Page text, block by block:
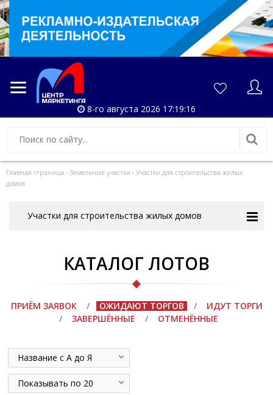
8-го августа 2026 17:19:16
Главная страница › Земельные участки › Участки для строительства жилых
домов
Участки для строительства жилых домов
КАТАЛОГ ЛОТОВ
ПРИЁМ ЗАЯВОК / ОЖИДАЮТ ТОРГОВ /
ИДУТ ТОРГИ
/
ЗАВЕРШЁННЫЕ / ОТМЕНЁННЫЕ
Название с А до Я
Показывать по 20